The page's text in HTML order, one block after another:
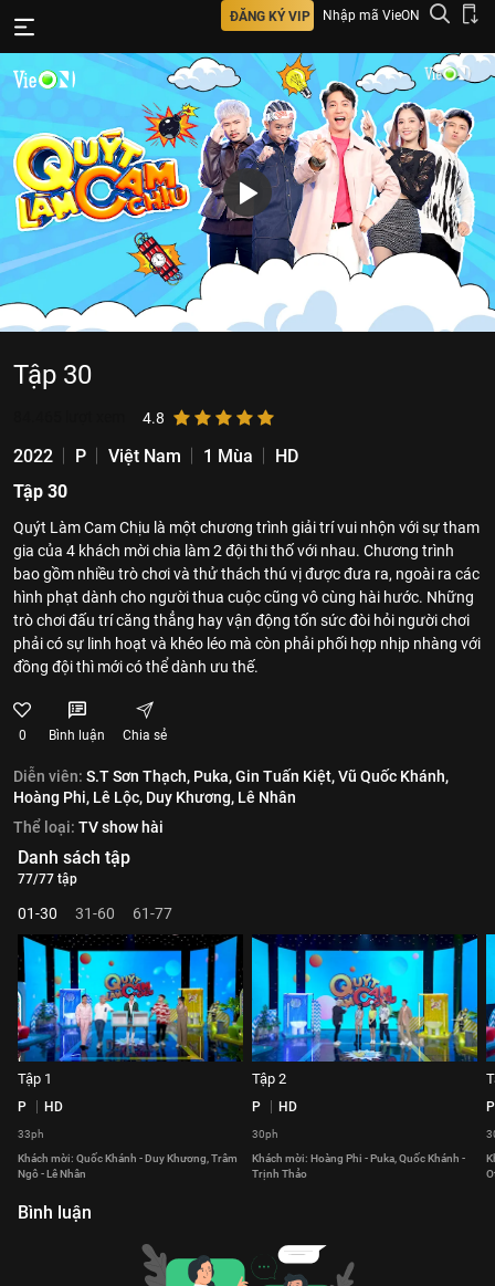
ĐĂNG KÝ VIP Nhập mã VieON
Tập 30
4.8
2022 P Việt Nam 1 Mùa
HD
Tập 30
Quýt Làm Cam Chịu là một chương trình giải trí vui nhộn với sự tham
gia của 4 khách mời chia làm 2 đội thi thố với nhau. Chương trình
bao gồm nhiều trò chơi và thử thách thú vị được đưa ra, ngoài ra các
hình phạt dành cho người thua cuộc cũng vô cùng hài hước. Những
trò chơi đấu trí căng thẳng hay vận động tốn sức đòi hỏi người chơi
phải có sự linh hoạt và khéo léo mà còn phải phối hợp nhịp nhàng với
đồng đội thì mới có thể dành ưu thế.
0 Bình luận Chia sẻ
Diễn viên: S.T Sơn Thạch, Puka,Gin Tuấn Kiệt,Vũ Quốc Khánh,
Hoàng Phi, Lê Lộc, Duy Khương, Lê Nhân
Thể loại: TV show hài
Danh sách tập
77/77 tập
01-30 31-60 61-77
Tập 1
P HD
33ph
Khách mời: Quốc Khánh - Duy Khương, Trâm
Ngô - Lê Nhân
Tập 2
P HD
30ph
Khách mời: Hoàng Phi - Puka, Quốc Khánh -
Trịnh Thảo
P
Bình luận